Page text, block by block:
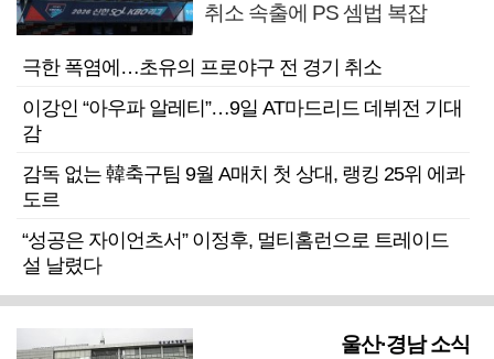
취소 속출에 PS 셈법 복잡
극한 폭염에…초유의 프로야구 전 경기 취소
이강인 “아우파 알레티”…9일 AT마드리드 데뷔전 기대
감
감독 없는 韓축구팀 9월 A매치 첫 상대, 랭킹 25위 에콰
도르
“성공은 자이언츠서” 이정후, 멀티홈런으로 트레이드
설 날렸다
울산·경남 소식